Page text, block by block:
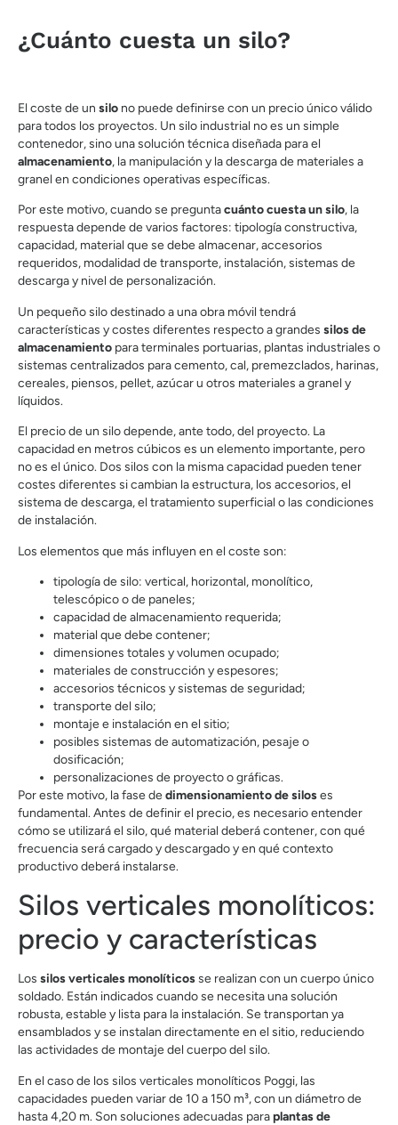
¿Cuánto cuesta un silo?
El coste de un silo no puede definirse con un precio único válido
para todos los proyectos. Un silo industrial no es un simple
contenedor, sino una solución técnica diseñada para el
almacenamiento, la manipulación y la descarga de materiales a
granel en condiciones operativas específicas.
Por este motivo, cuando se preguntacuánto cuesta un silo, la
respuesta depende de varios factores: tipología constructiva,
capacidad, material que se debe almacenar, accesorios
requeridos, modalidad de transporte, instalación, sistemas de
descarga y nivel de personalización.
Un pequeño silo destinado a una obra móvil tendrá
características y costes diferentes respecto a grandes silos de
almacenamiento para terminales portuarias, plantas industriales o
sistemas centralizados para cemento, cal, premezclados, harinas,
cereales, piensos, pellet, azúcar u otros materiales a granel y
líquidos.
El precio de un silo depende, ante todo, del proyecto. La
capacidad en metros cúbicos es un elemento importante, pero
no es el único. Dos silos con la misma capacidad pueden tener
costes diferentes si cambian la estructura, los accesorios, el
sistema de descarga, el tratamiento superficial o las condiciones
de instalación.
Los elementos que más influyen en el coste son:
tipología de silo: vertical, horizontal, monolítico,
telescópico o de paneles;
capacidad de almacenamiento requerida;
material que debe contener;
dimensiones totales y volumen ocupado;
materiales de construcción y espesores;
accesorios técnicos y sistemas de seguridad;
transporte del silo;
montaje e instalación en el sitio;
posibles sistemas de automatización, pesaje o
dosificación;
personalizaciones de proyecto o gráficas.
Por este motivo, la fase dedimensionamiento de siloses
fundamental. Antes de definir el precio, es necesario entender
cómo se utilizará el silo, qué material deberá contener, con qué
frecuencia será cargado y descargado y en qué contexto
productivo deberá instalarse.
Silos verticales monolíticos:
precio y características
Los silos verticales monolíticosse realizan con un cuerpo único
soldado. Están indicados cuando se necesita una solución
robusta, estable y lista para la instalación. Se transportan ya
ensamblados y se instalan directamente en el sitio, reduciendo
las actividades de montaje del cuerpo del silo.
En el caso de los silos verticales monolíticos Poggi, las
capacidades pueden variar de 10 a 150 m³, con un diámetro de
hasta 4,20 m. Son soluciones adecuadas paraplantas de